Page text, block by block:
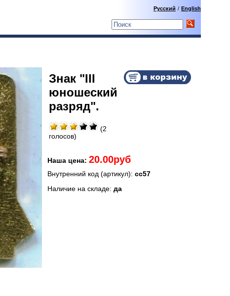
Русский / English
Знак "III
юношеский
разряд".
(2
голосов)
Наша цена: 20.00руб
Внутренний код (артикул): сс57
Наличие на складе: да